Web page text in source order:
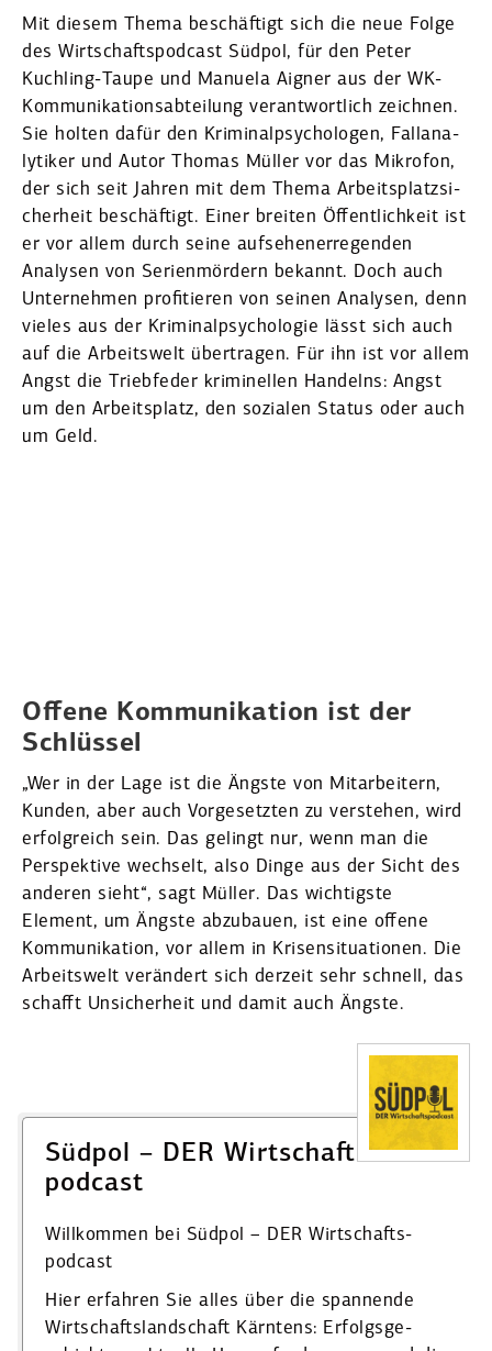
Mit diesem Thema beschäftigt sich die neue Folge
des Wirtschafts­podcast Südpol, für den Peter
Kuchling-Taupe und Manuela Aigner aus der WK-
Kommu­ni­ka­ti­ons­ab­teilung verant­wortlich zeichnen.
Sie holten dafür den Krimi­nal­psy­cho­logen, Fallana­
ly­tiker und Autor Thomas Müller vor das Mikrofon,
der sich seit Jahren mit dem Thema Arbeits­platz­si­
cherheit beschäftigt. Einer breiten Öffent­lichkeit ist
er vor allem durch seine aufse­hen­er­re­genden
Analysen von Serien­mördern bekannt. Doch auch
Unter­nehmen profi­tieren von seinen Analysen, denn
vieles aus der Krimi­nal­psy­cho­logie lässt sich auch
auf die Arbeitswelt übertragen. Für ihn ist vor allem
Angst die Trieb­feder krimi­nellen Handelns: Angst
um den Arbeits­platz, den sozialen Status oder auch
um Geld.
Offene Kommu­ni­kation ist der
Schlüssel
„Wer in der Lage ist die Ängs­te von Mitar­beitern,
Kunden, aber auch Vorge­setzten zu verstehen, wird
erfolg­reich sein. Das gelingt nur, wenn man die
Perspektive wechselt, also Dinge aus der Sicht des
anderen sieht“, sagt Müller. Das wichtigste
Element, um Ängste abzubauen, ist eine offene
Kommu­ni­kation, vor allem in Krisen­si­tua­tionen. Die
Arbeitswelt verändert sich derzeit sehr schnell, das
schafft Unsicherheit und damit auch Ängste.
Südpol – DER Wirtschafts­
podcast
Willkommen bei Südpol – DER Wirtschafts­
podcast
Hier erfahren Sie alles über die spannende
Wirtschafts­land­schaft Kärntens: Erfolgs­ge­